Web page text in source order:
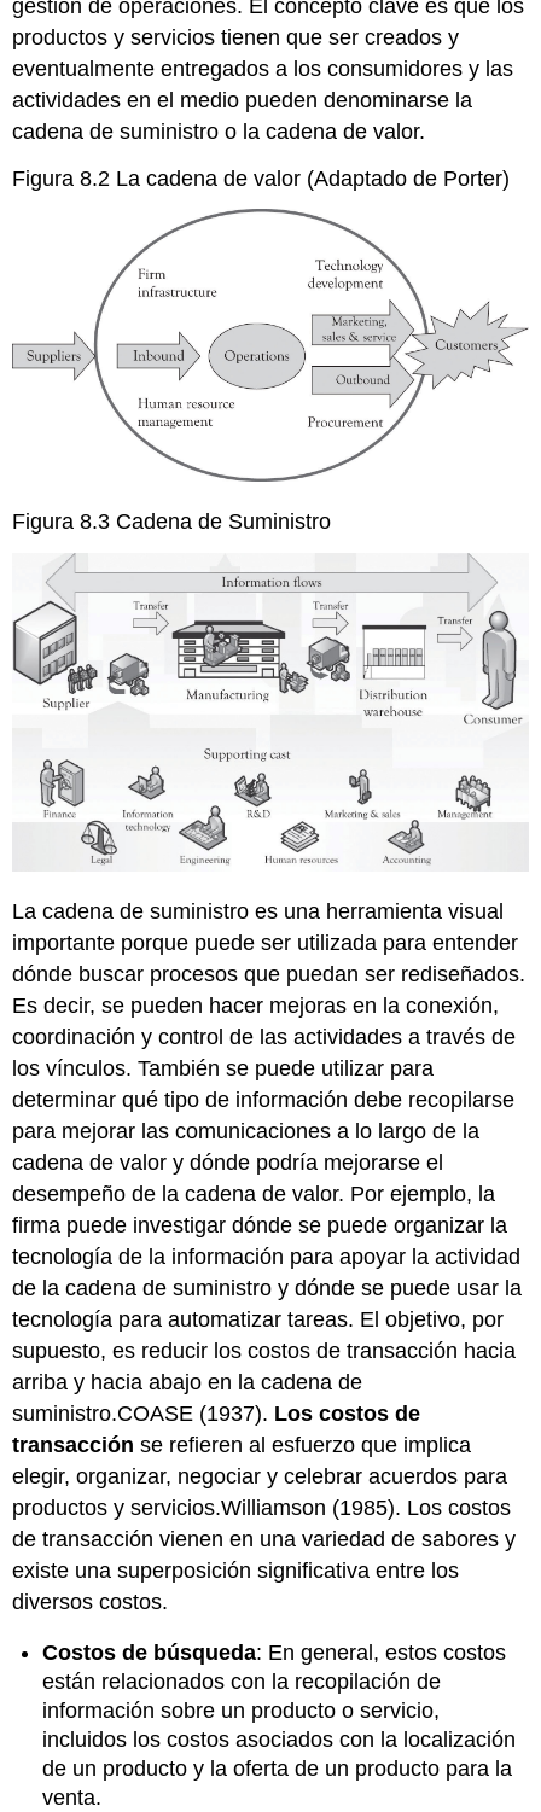
gestión de operaciones. El concepto clave es que los
productos y servicios tienen que ser creados y
eventualmente entregados a los consumidores y las
actividades en el medio pueden denominarse la
cadena de suministro o la cadena de valor.
Figura 8.2 La cadena de valor (Adaptado de Porter)
Figura 8.3 Cadena de Suministro
La cadena de suministro es una herramienta visual
importante porque puede ser utilizada para entender
dónde buscar procesos que puedan ser rediseñados.
Es decir, se pueden hacer mejoras en la conexión,
coordinación y control de las actividades a través de
los vínculos. También se puede utilizar para
determinar qué tipo de información debe recopilarse
para mejorar las comunicaciones a lo largo de la
cadena de valor y dónde podría mejorarse el
desempeño de la cadena de valor. Por ejemplo, la
firma puede investigar dónde se puede organizar la
tecnología de la información para apoyar la actividad
de la cadena de suministro y dónde se puede usar la
tecnología para automatizar tareas. El objetivo, por
supuesto, es reducir los costos de transacción hacia
arriba y hacia abajo en la cadena de
suministro.COASE (1937). Los costos de
transacción se refieren al esfuerzo que implica
elegir, organizar, negociar y celebrar acuerdos para
productos y servicios.Williamson (1985). Los costos
de transacción vienen en una variedad de sabores y
existe una superposición significativa entre los
diversos costos.
Costos de búsqueda: En general, estos costos
están relacionados con la recopilación de
información sobre un producto o servicio,
incluidos los costos asociados con la localización
de un producto y la oferta de un producto para la
venta.